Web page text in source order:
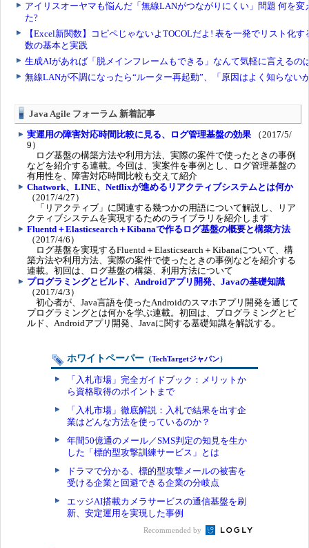
Java Agile フォーラム 新着記事
実運用の障害対応時間比較に見る、ログ管理基盤の効果 （2017/5/
9）
ログ基盤の構築方法や利用方法、実際の案件で使ったときの事例
などを紹介する連載。今回は、実案件を事例とし、ログ管理基盤の
有用性を、障害対応時間比較も交えて紹介
Chatwork、LINE、Netflixが進めるリアクティブシステムとは何か
（2017/4/27）
「リアクティブ」に関連する幾つかの用語について解説し、リア
クティブシステムを実現するためのライブラリを紹介します
Fluentd＋Elasticsearch＋Kibanaで作るログ基盤の概要と構築方法
（2017/4/6）
ログ基盤を実現するFluentd＋Elasticsearch＋Kibanaについて、構
築方法や利用方法、実際の案件で使ったときの事例などを紹介する
連載。初回は、ログ基盤の構築、利用方法について
プログラミングとビルド、Androidアプリ開発、Javaの基礎知識
（2017/4/3）
初心者が、Java言語を使ったAndroidのスマホアプリ開発を通じて
プログラミングとは何かを学ぶ連載。初回は、プログラミングとビ
ルド、Androidアプリ開発、Javaに関する基礎知識を解説する。
ホワイトペーパー （TechTargetジャパン）
「入札市場」完全ガイドブック：メリットか
ら資格取得のポイントまで
「入札市場」徹底解説：入札で結果を出す企
業はどんな方法を使っているのか？
年間50億通のメール／SMS判定の知見を生か
した「標的型攻撃訓練サービス」とは
ドラマで分かる、標的型攻撃メールの被害を
受ける企業と回避できる企業の分岐点
エッジAI搭載カメラサービスの通信基盤を刷
新、安定運用を実現した事例
Recommended by